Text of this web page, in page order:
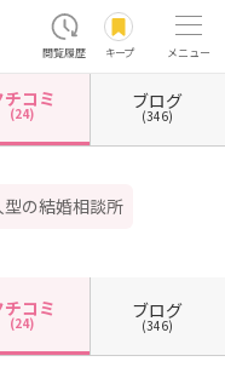
閲覧履歴 キープ メニュー
桝本美香結婚相談所 クチコミ一覧
の結婚相談所
チコミ
(24)
ブログ
(346)
チコミ
(24)
ブログ
(346)